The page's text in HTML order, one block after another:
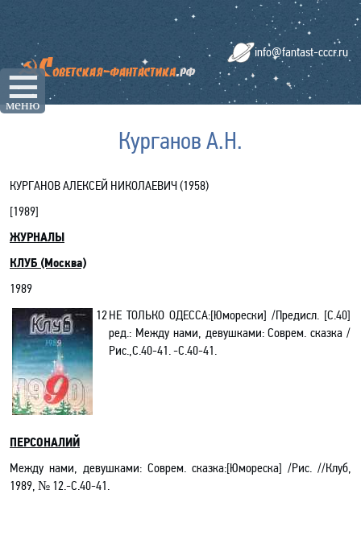
☰
меню
info@fantast-cccr.ru
Курганов А.Н.
КУРГАНОВ АЛЕКСЕЙ НИКОЛАЕВИЧ (1958)
[1989]
ЖУРНАЛЫ
КЛУБ (Москва)
1989
12НЕ ТОЛЬКО ОДЕССА:[Юморески] /Предисл. [С.40]
ред.: Между нами, девушками: Соврем. сказка /
Рис.,С.40-41. -С.40-41.
ПЕРСОНАЛИЙ
Между нами, девушками: Соврем. сказка:[Юмореска] /Рис. //Клуб,
1989, № 12.-С.40-41.